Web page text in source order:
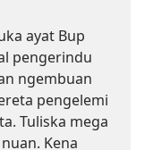
ayat Bup
pengerindu
ngembuan
pengelemi
Tuliska mega
Kena